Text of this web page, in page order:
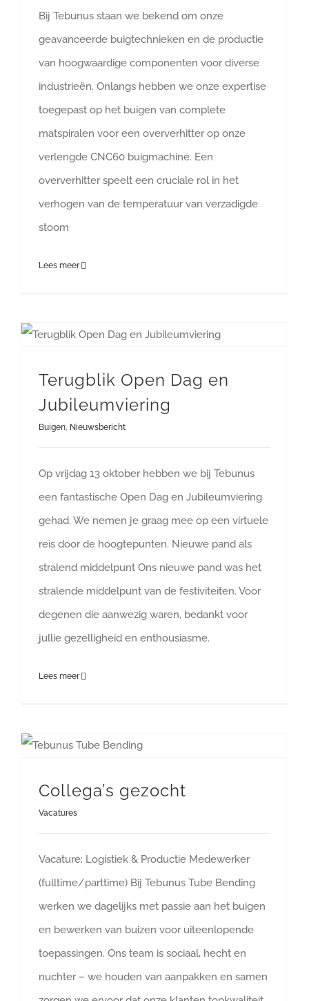
Bij Tebunus staan we bekend om onze
geavanceerde buigtechnieken en de productie
van hoogwaardige componenten voor diverse
industrieën. Onlangs hebben we onze expertise
toegepast op het buigen van complete
matspiralen voor een oververhitter op onze
verlengde CNC60 buigmachine. Een
oververhitter speelt een cruciale rol in het
verhogen van de temperatuur van verzadigde
stoom
Lees meer
Terugblik Open Dag en
Jubileumviering
Buigen Nieuwsbericht
Op vrijdag 13 oktober hebben we bij Tebunus
een fantastische Open Dag en Jubileumviering
gehad. We nemen je graag mee op een virtuele
reis door de hoogtepunten. Nieuwe pand als
stralend middelpunt Ons nieuwe pand was het
stralende middelpunt van de festiviteiten. Voor
degenen die aanwezig waren, bedankt voor
jullie gezelligheid en enthousiasme.
Lees meer
Collega’s gezocht
Vacatures
Vacature: Logistiek & Productie Medewerker
(fulltime/parttime) Bij Tebunus Tube Bending
werken we dagelijks met passie aan het buigen
en bewerken van buizen voor uiteenlopende
toepassingen. Ons team is sociaal, hecht en
nuchter – we houden van aanpakken en samen